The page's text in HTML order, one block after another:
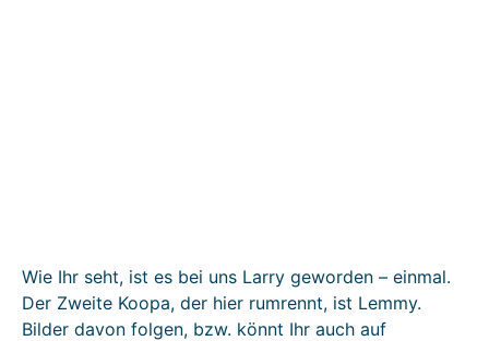
Wie Ihr seht, ist es bei uns Larry geworden – einmal.
Der Zweite Koopa, der hier rumrennt, ist Lemmy.
Bilder davon folgen, bzw. könnt Ihr auch auf